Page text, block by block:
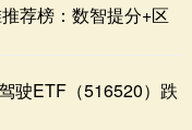
荐榜：数智提分+区
驶ETF（516520）跌